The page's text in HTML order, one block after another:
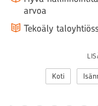
arvoa
Tekoäly
Koti